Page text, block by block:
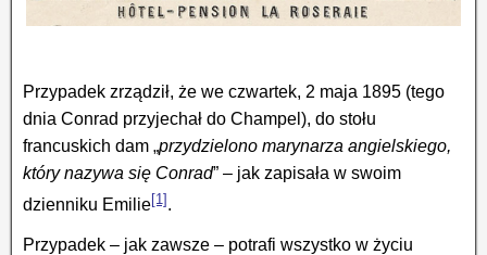
Przypadek zrządził, że we czwartek, 2 maja 1895 (tego
dnia Conrad przyjechał do Champel), do stołu
francuskich dam „przydzielono marynarza angielskiego,
który nazywa się Conrad” – jak zapisała w swoim
dzienniku Emilie[1].
Przypadek – jak zawsze – potrafi wszystko w życiu